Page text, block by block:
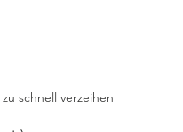
schnell verzeihen